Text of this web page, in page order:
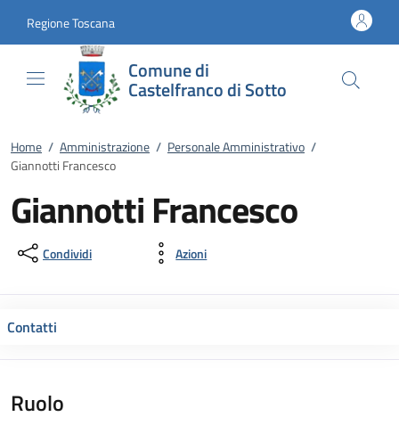
Regione Toscana
Comune di
Castelfranco di Sotto
Home / Amministrazione / Personale Amministrativo /
Giannotti Francesco
Giannotti Francesco
Condividi Azioni
Contatti
Ruolo